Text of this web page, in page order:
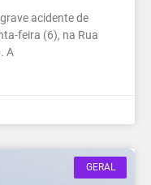
acidente de
feira (6), na Rua
A
GERAL